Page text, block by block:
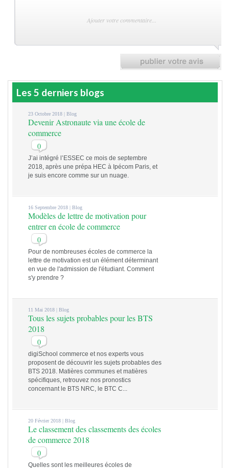
Les 5 derniers blogs
23 Octobre 2018 |Blog
Devenir Astronaute via une école de
commerce
0
J’ai intégré l’ESSEC ce mois de septembre
2018, après une prépa HEC à Ipécom Paris, et
je suis encore comme sur un nuage.
16 Septembre 2018 |Blog
Modèles de lettre de motivation pour
entrer en école de commerce
0
Pour de nombreuses écoles de commerce la
lettre de motivation est un élément déterminant
en vue de l'admission de l'étudiant. Comment
s'y prendre ?
11 Mai 2018 |Blog
Tous les sujets probables pour les BTS
2018
0
digiSchool commerce et nos experts vous
proposent de découvrir les sujets probables des
BTS 2018. Matières communes et matières
spécifiques, retrouvez nos pronostics
concernant le BTS NRC, le BTC C...
20 Février 2018 |Blog
Le classement des classements des écoles
de commerce 2018
0
Quelles sont les meilleures écoles de